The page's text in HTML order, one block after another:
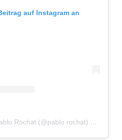
2024
auf Instagram an
Rochat (@pablo.rochat)